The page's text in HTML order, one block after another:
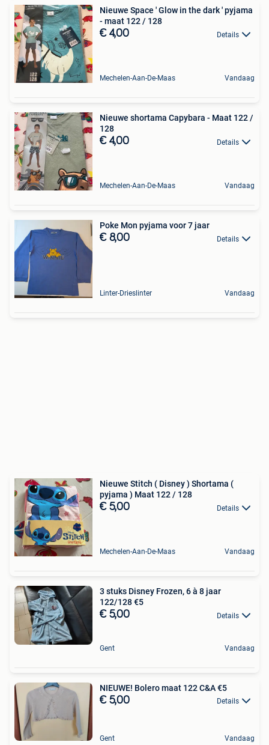
Nieuwe Space ' Glow in the dark ' pyjama
- maat 122 / 128
€ 4,00 Details
Mechelen-Aan-De-Maas Vandaag
Nieuwe shortama Capybara - Maat 122 /
128
€ 4,00 Details
Mechelen-Aan-De-Maas Vandaag
Poke Mon pyjama voor 7 jaar
€ 8,00 Details
Linter-Drieslinter Vandaag
Nieuwe Stitch ( Disney ) Shortama (
pyjama ) Maat 122 / 128
€ 5,00 Details
Mechelen-Aan-De-Maas Vandaag
3 stuks Disney Frozen, 6 à 8 jaar
122/128 €5
€ 5,00 Details
Gent Vandaag
NIEUWE! Bolero maat 122 C&A €5
€ 5,00 Details
Gent Vandaag